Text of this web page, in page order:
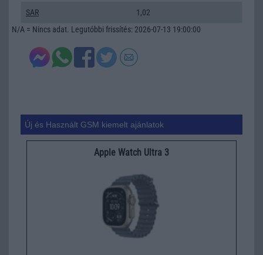
SAR
1,02
N/A = Nincs adat. Legutóbbi frissítés: 2026-07-13 19:00:00
Új és Használt GSM kiemelt ajánlatok
Apple Watch Ultra 3